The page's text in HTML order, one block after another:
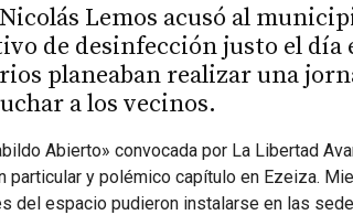
Lemos acusó al
de desinfección justo el día
planeaban realizar una
a los vecinos.
Abierto» convocada por La Libertad
particular y polémico capítulo en Ezeiza.
del espacio pudieron instalarse en las